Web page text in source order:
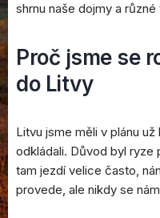
shrnu naše dojmy a různé
Proč jsme se
do Litvy
Litvu jsme měli v plánu
odkládali. Důvod byl ryze
tam jezdí velice často,
provede, ale nikdy se